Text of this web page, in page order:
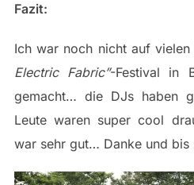
Fazit:
Ich war noch nicht auf
Electric Fabric”-Festival in
gemacht… die DJs haben
Leute waren super cool
war sehr gut… Danke und bis